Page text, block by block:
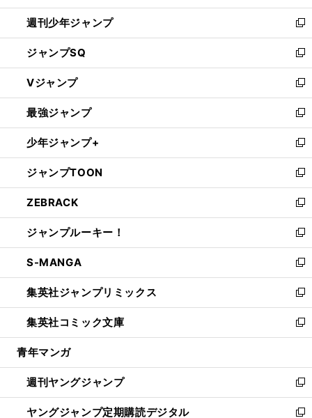
開
く
週刊少年ジャンプ
新
し
い
ウ
ィ
ン
ド
ウ
で
開
く
ジャンプSQ
新
し
い
ウ
ィ
ン
ド
ウ
で
開
く
Vジャンプ
新
し
い
ウ
ィ
ン
ド
ウ
で
開
く
最強ジャンプ
新
し
い
ウ
ィ
ン
ド
ウ
で
開
く
少年ジャンプ+
新
し
い
ウ
ィ
ン
ド
ウ
で
開
く
ジャンプTOON
新
し
い
ウ
ィ
ン
ド
ウ
で
開
く
ZEBRACK
新
し
い
ウ
ィ
ン
ド
ウ
で
開
ジャンプルーキー！
新
し
い
ウ
ィ
ン
ド
ウ
開
く
S-MANGA
新
し
い
ウ
ィ
ン
ウ
で
開
く
集英社ジャンプリミックス
新
し
い
ウ
ン
ド
ウ
で
集英社コミック文庫
新
し
ウ
ィ
ン
ド
青年マンガ
週刊ヤングジャンプ
新
し
い
ヤングジャンプ定期購読デジタル 新